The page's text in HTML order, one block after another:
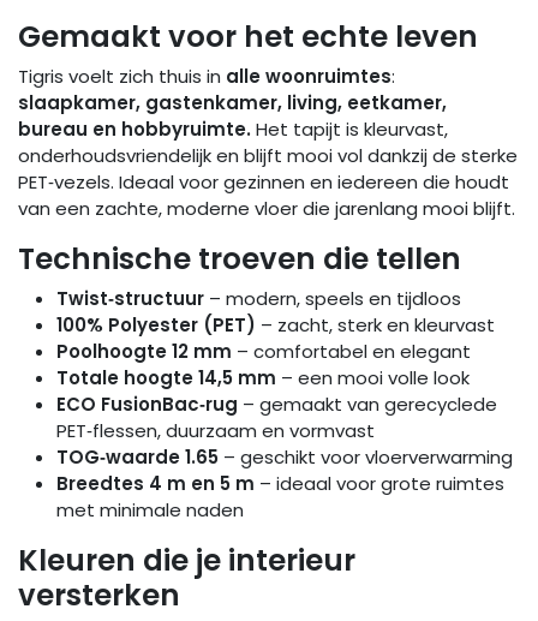
Gemaakt voor het echte leven
Tigris voelt zich thuis in alle woonruimtes:
slaapkamer, gastenkamer, living, eetkamer,
bureau en hobbyruimte.Het tapijt is kleurvast,
onderhoudsvriendelijk en blijft mooi vol dankzij de sterke
PET‑vezels. Ideaal voor gezinnen en iedereen die houdt
van een zachte, moderne vloer die jarenlang mooi blijft.
Technische troeven die tellen
Twist‑structuur – modern, speels en tijdloos
100% Polyester (PET) – zacht, sterk en kleurvast
Poolhoogte 12 mm – comfortabel en elegant
Totale hoogte 14,5 mm – een mooi volle look
ECO FusionBac‑rug – gemaakt van gerecyclede
PET‑flessen, duurzaam en vormvast
TOG‑waarde 1.65 – geschikt voor vloerverwarming
Breedtes 4 m en 5 m – ideaal voor grote ruimtes
met minimale naden
Kleuren die je interieur
versterken